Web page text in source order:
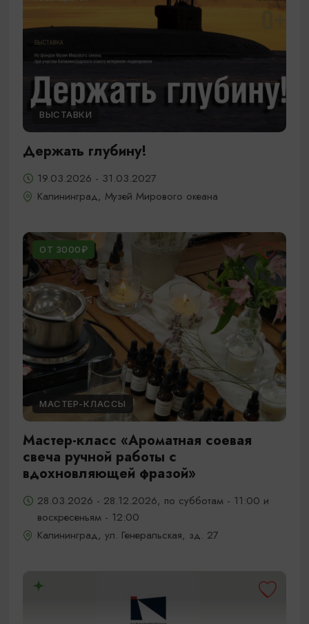
ВЫСТАВКИ
Держать глубину!
19.03.2026 - 31.03.2027
Калининград, Музей Мирового океана
ОТ 3000₽
МАСТЕР-КЛАССЫ
Мастер-класс «Ароматная соевая
свеча ручной работы с
вдохновляющей фразой»
28.03.2026 - 28.12.2026, по субботам - 11:00 и
воскресеньям - 12:00
Калининград, ул. Генеральская, зд. 27